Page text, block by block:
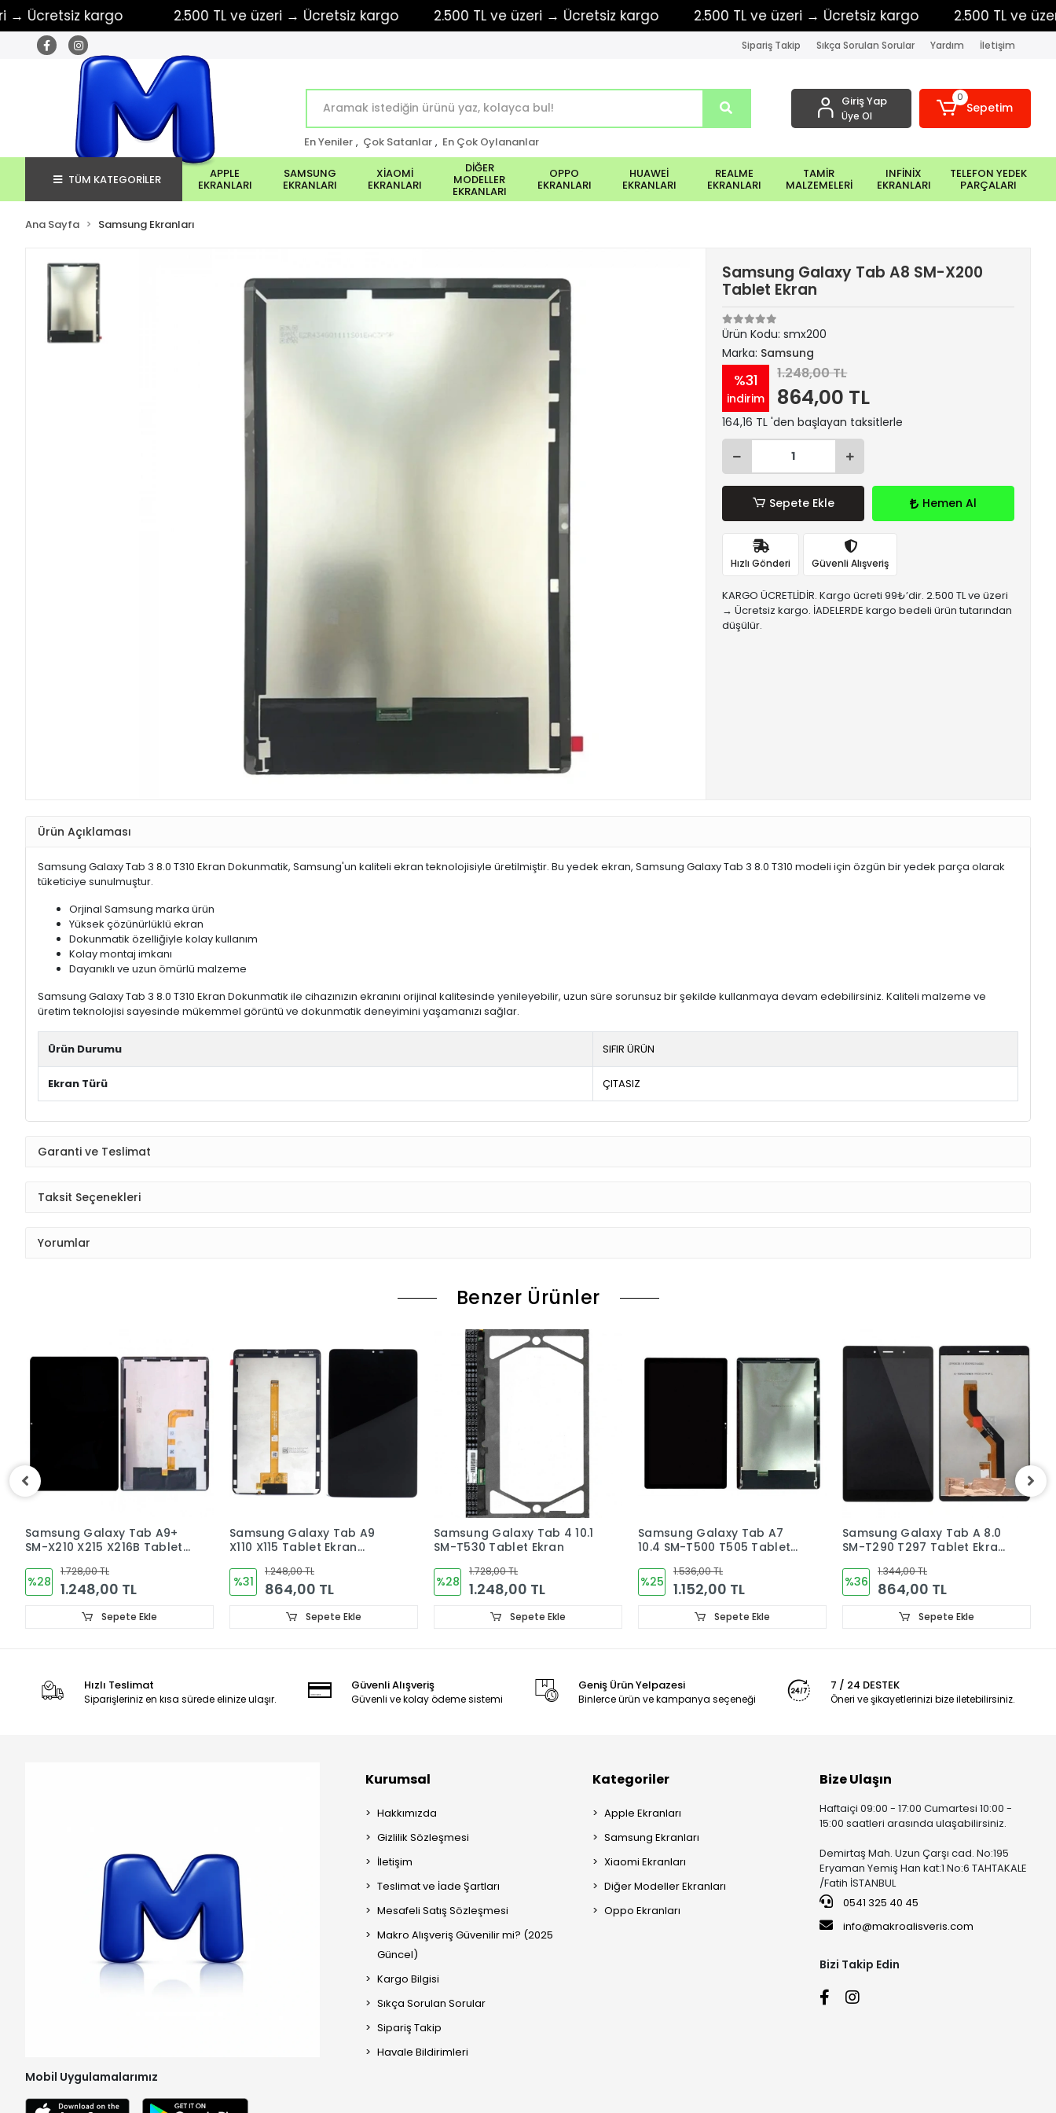
kargo 2.500 TL ve üzeri → Ücretsiz kargo 2.500 TL ve üzeri → Ücretsiz kargo 2.500 TL ve üzeri → Ücretsiz kargo 2.500 TL ve üzeri
Sipariş Takip Sıkça Sorulan Sorular Yardım İletişim
En Yeniler , Çok Satanlar , En Çok Oylananlar
Giriş Yap
Üye Ol
0
Sepetim
TÜM KATEGORİLER APPLE
EKRANLARI
SAMSUNG
EKRANLARI
XİAOMİ
EKRANLARI
DİĞER
MODELLER
EKRANLARI
OPPO
EKRANLARI
HUAWEİ
EKRANLARI
REALME
EKRANLARI
TAMİR
MALZEMELERİ
INFİNİX
EKRANLARI
TELEFON YEDEK
PARÇALARI
Ana Sayfa Samsung Ekranları
Samsung Galaxy Tab A8 SM-X200
Tablet Ekran
Ürün Kodu:smx200
Marka: Samsung
%31
indirim
1.248,00 TL
864,00 TL
164,16 TL 'den başlayan taksitlerle
Sepete Ekle Hemen Al
Hızlı Gönderi Güvenli Alışveriş
KARGO ÜCRETLİDİR. Kargo ücreti 99₺’dir. 2.500 TL ve üzeri
→ Ücretsiz kargo. İADELERDE kargo bedeli ürün tutarından
düşülür.
Ürün Açıklaması
Samsung Galaxy Tab 3 8.0 T310 Ekran Dokunmatik, Samsung'un kaliteli ekran teknolojisiyle üretilmiştir. Bu yedek ekran, Samsung Galaxy Tab 3 8.0 T310 modeli için özgün bir yedek parça olarak
tüketiciye sunulmuştur.
Orjinal Samsung marka ürün
Yüksek çözünürlüklü ekran
Dokunmatik özelliğiyle kolay kullanım
Kolay montaj imkanı
Dayanıklı ve uzun ömürlü malzeme
Samsung Galaxy Tab 3 8.0 T310 Ekran Dokunmatik ile cihazınızın ekranını orijinal kalitesinde yenileyebilir, uzun süre sorunsuz bir şekilde kullanmaya devam edebilirsiniz. Kaliteli malzeme ve
üretim teknolojisi sayesinde mükemmel görüntü ve dokunmatik deneyimini yaşamanızı sağlar.
Ürün Durumu SIFIR ÜRÜN
Ekran Türü ÇITASIZ
Garanti ve Teslimat
Taksit Seçenekleri
Yorumlar
Benzer Ürünler
Samsung Galaxy Tab A9+
SM-X210 X215 X216B Tablet
%28
1.728,00 TL
1.248,00 TL
Sepete Ekle
Samsung Galaxy Tab A9
X110 X115 Tablet Ekran
%31
1.248,00 TL
864,00 TL
Sepete Ekle
Samsung Galaxy Tab 4 10.1
SM-T530 Tablet Ekran
%28
1.728,00 TL
1.248,00 TL
Sepete Ekle
Samsung Galaxy Tab A7
10.4 SM-T500 T505 Tablet
%25
1.536,00 TL
1.152,00 TL
Sepete Ekle
Samsung Galaxy Tab A 8.0
SM-T290 T297 Tablet Ekran
%36
1.344,00 TL
864,00 TL
Sepete Ekle
Hızlı Teslimat
Siparişleriniz en kısa sürede elinize ulaşır.
Güvenli Alışveriş
Güvenli ve kolay ödeme sistemi
Geniş Ürün Yelpazesi
Binlerce ürün ve kampanya seçeneği
7 / 24 DESTEK
Öneri ve şikayetlerinizi bize iletebilirsiniz.
Mobil Uygulamalarımız
Kurumsal
Hakkımızda
Gizlilik Sözleşmesi
İletişim
Teslimat ve İade Şartları
Mesafeli Satış Sözleşmesi
Makro Alışveriş Güvenilir mi? (2025
Güncel)
Kargo Bilgisi
Sıkça Sorulan Sorular
Sipariş Takip
Havale Bildirimleri
Kategoriler
Apple Ekranları
Samsung Ekranları
Xiaomi Ekranları
Diğer Modeller Ekranları
Oppo Ekranları
Bize Ulaşın
Haftaiçi 09:00 - 17:00 Cumartesi 10:00 -
15:00 saatleri arasında ulaşabilirsiniz.
Demirtaş Mah. Uzun Çarşı cad. No:195
Eryaman Yemiş Han kat:1 No:6 TAHTAKALE
/Fatih İSTANBUL
0541 325 40 45
info@makroalisveris.com
Bizi Takip Edin